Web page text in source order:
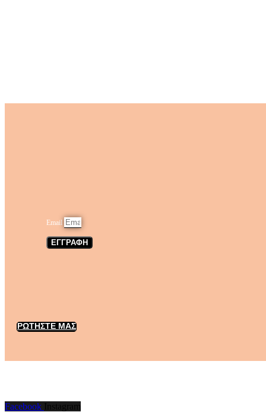
Email
ΕΓΓΡΑΦΗ
ΡΩΤΗΣΤΕ ΜΑΣ
Facebook Instagram